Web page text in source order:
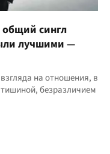
общий сингл
лучшими —
на отношения, в
безразличием